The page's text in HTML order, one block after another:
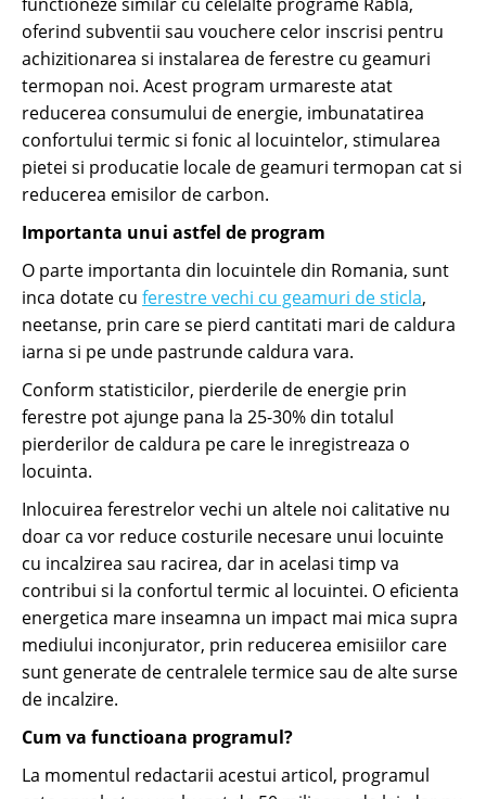
oferind subventii sau vouchere celor inscrisi pentru
achizitionarea si instalarea de ferestre cu geamuri
termopan noi. Acest program urmareste atat
reducerea consumului de energie, imbunatatirea
confortului termic si fonic al locuintelor, stimularea
pietei si producatie locale de geamuri termopan cat si
reducerea emisilor de carbon.
Importanta unui astfel de program
O parte importanta din locuintele din Romania, sunt
inca dotate cu ferestre vechi cu geamuri de sticla,
neetanse, prin care se pierd cantitati mari de caldura
iarna si pe unde pastrunde caldura vara.
Conform statisticilor, pierderile de energie prin
ferestre pot ajunge pana la 25-30% din totalul
pierderilor de caldura pe care le inregistreaza o
locuinta.
Inlocuirea ferestrelor vechi un altele noi calitative nu
doar ca vor reduce costurile necesare unui locuinte
cu incalzirea sau racirea, dar in acelasi timp va
contribui si la confortul termic al locuintei. O eficienta
energetica mare inseamna un impact mai mica supra
mediului inconjurator, prin reducerea emisiilor care
sunt generate de centralele termice sau de alte surse
de incalzire.
Cum va functioana programul?
La momentul redactarii acestui articol, programul